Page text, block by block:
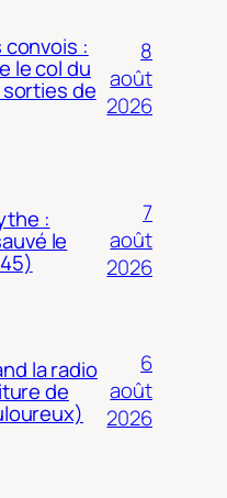
convois :
le col du
de
8
août
2026
:
le
7
août
2026
la radio
de
6
août
2026